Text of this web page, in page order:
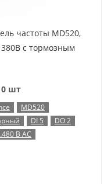
частоты MD520,
380В с тормозным
0 шт
MD520
DI 5
DO 2
В AC